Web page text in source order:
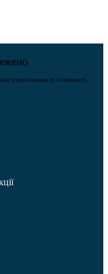
згоди власника та за наявності